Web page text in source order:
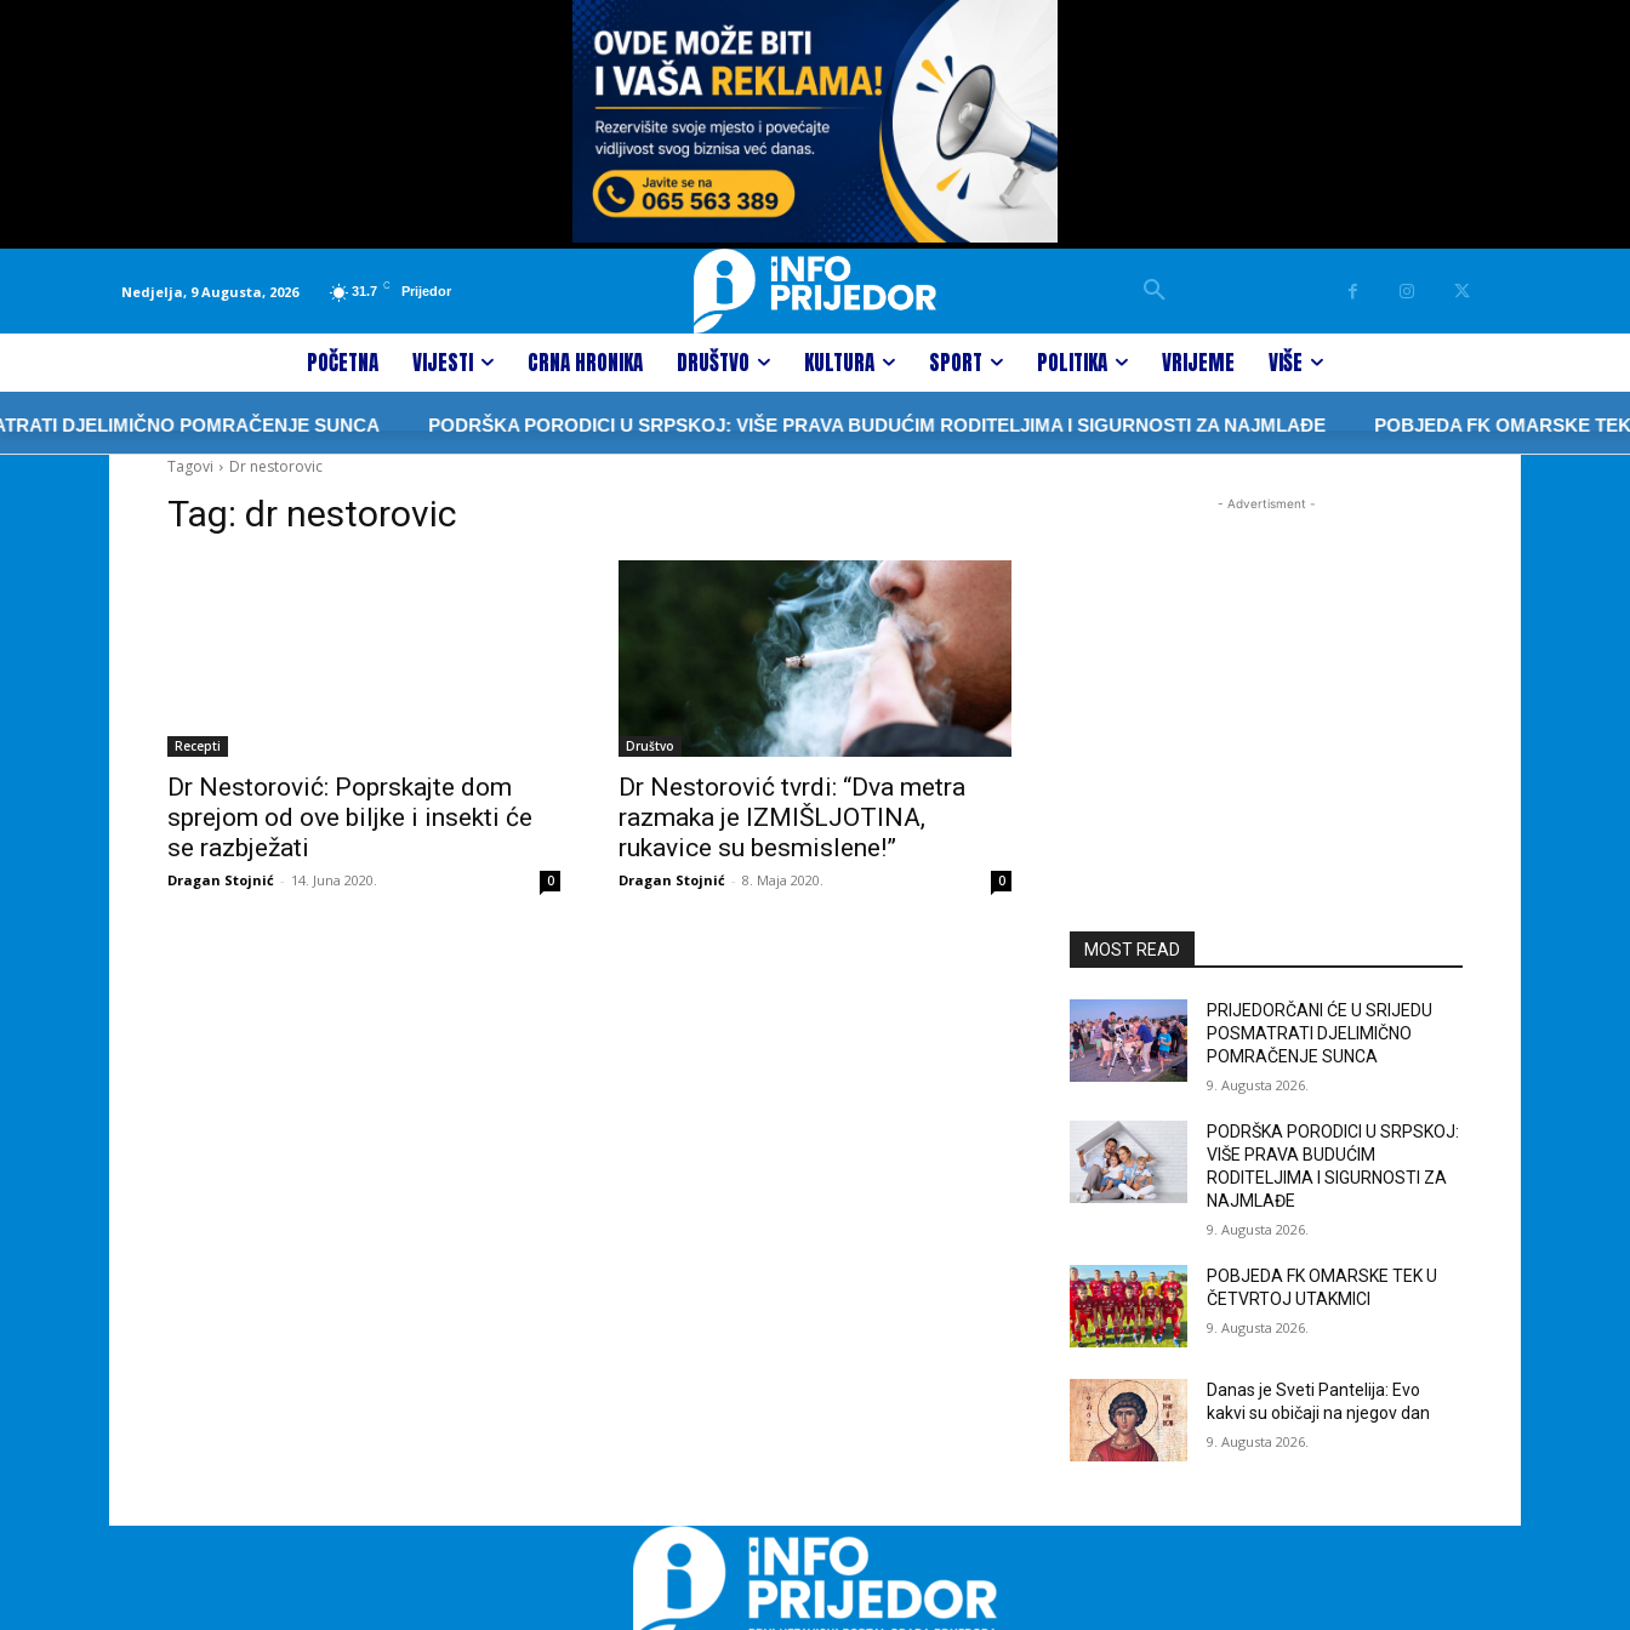
Nedjelja, 9 Augusta, 2026 31.7 C Prijedor
POČETNA VIJESTI CRNA HRONIKA DRUŠTVO KULTURA SPORT POLITIKA VRIJEME VIŠE
DJELIMIČNO POMRAČENJE SUNCA PODRŠKA PORODICI U SRPSKOJ: VIŠE PRAVA BUDUĆIM RODITELJIMA I SIGURNOSTI ZA NAJMLAĐE
POBJEDA FK OMARSKE TEK
Tagovi
Dr nestorovic
Tag: dr nestorovic
Recepti
Dr Nestorović: Poprskajte dom
sprejom od ove biljke i insekti će
se razbježati
Dragan Stojnić - 14. Juna 2020. 0
Društvo
Dr Nestorović tvrdi: “Dva metra
razmaka je IZMIŠLJOTINA,
rukavice su besmislene!”
Dragan Stojnić - 8. Maja 2020. 0
- Advertisment -
MOST READ
PRIJEDORČANI ĆE U SRIJEDU
POSMATRATI DJELIMIČNO
POMRAČENJE SUNCA
9. Augusta 2026.
PODRŠKA PORODICI U SRPSKOJ:
VIŠE PRAVA BUDUĆIM
RODITELJIMA I SIGURNOSTI ZA
NAJMLAĐE
9. Augusta 2026.
POBJEDA FK OMARSKE TEK U
ČETVRTOJ UTAKMICI
9. Augusta 2026.
Danas je Sveti Pantelija: Evo
kakvi su običaji na njegov dan
9. Augusta 2026.